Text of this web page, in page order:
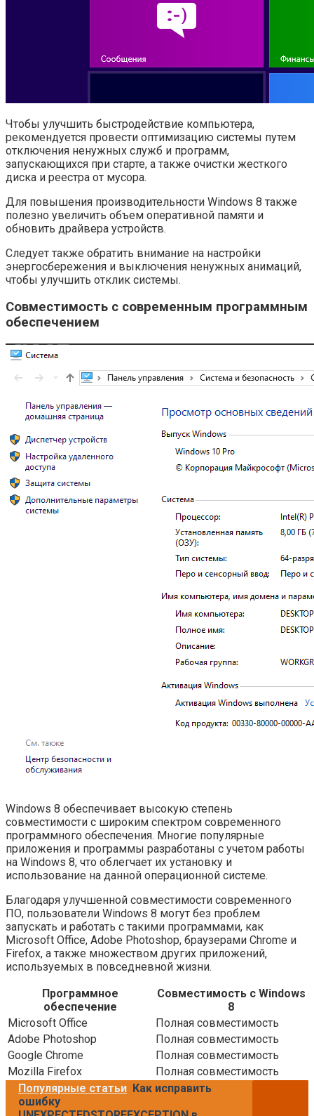
Чтобы улучшить быстродействие компьютера,
рекомендуется провести оптимизацию системы путем
отключения ненужных служб и программ,
запускающихся при старте, а также очистки жесткого
диска и реестра от мусора.
Для повышения производительности Windows 8 также
полезно увеличить объем оперативной памяти и
обновить драйвера устройств.
Следует также обратить внимание на настройки
энергосбережения и выключения ненужных анимаций,
чтобы улучшить отклик системы.
Совместимость с современным программным
обеспечением
Windows 8 обеспечивает высокую степень
совместимости с широким спектром современного
программного обеспечения. Многие популярные
приложения и программы разработаны с учетом работы
на Windows 8, что облегчает их установку и
использование на данной операционной системе.
Благодаря улучшенной совместимости современного
ПО, пользователи Windows 8 могут без проблем
запускать и работать с такими программами, как
Microsoft Office, Adobe Photoshop, браузерами Chrome и
Firefox, а также множеством других приложений,
используемых в повседневной жизни.
Программное
обеспечение
Совместимость с Windows
8
Microsoft Office
Полная совместимость
Adobe Photoshop
Полная совместимость
Google Chrome
Полная совместимость
Mozilla Firefox
Полная совместимость
Популярные статьи Как исправить
ошибку